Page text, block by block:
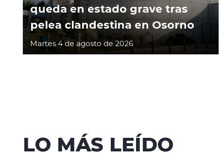
queda en estado grave tras
pelea clandestina en Osorno
Martes 4 de agosto de 2026
LO MÁS LEÍDO